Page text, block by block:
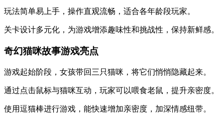
玩法简单易上手，操作直观流畅，适合各年龄段玩家。
关卡设计多元化，为游戏增添趣味性和挑战性，保持新鲜感。
奇幻猫咪故事游戏亮点
游戏起始阶段，女孩带回三只猫咪，将它们悄悄隐藏起来。
通过点击鼠标与猫咪互动，玩家可以喂食老鼠，提升亲密度。
使用逗猫棒进行游戏，能快速增加亲密度，加深情感纽带。